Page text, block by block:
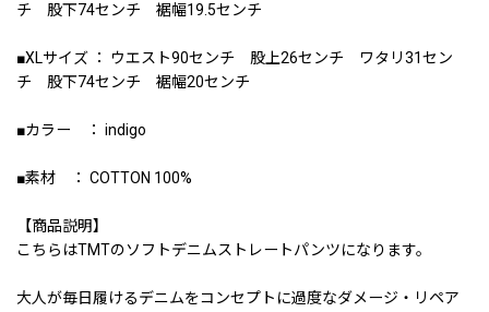
チ 股下74センチ 裾幅19.5センチ
■XLサイズ ： ウエスト90センチ 股上26センチ ワタリ31セン
チ 股下74センチ 裾幅20センチ
■カラー ： indigo
■素材 ： COTTON 100%
【商品説明】
こちらはTMTのソフトデニムストレートパンツになります。
大人が毎日履けるデニムをコンセプトに過度なダメージ・リペア